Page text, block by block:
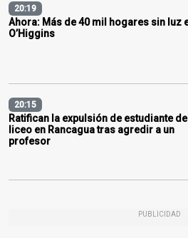
20:19
Ahora: Más de 40 mil hogares sin luz
O’Higgins
20:15
Ratifican la expulsión de estudiante de
liceo en Rancagua tras agredir a un
profesor
PUBLICIDAD